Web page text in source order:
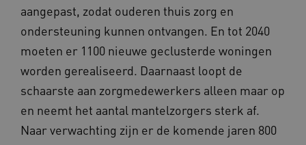
aangepast, zodat ouderen thuis zorg en
ondersteuning kunnen ontvangen. En tot 2040
moeten er 1100 nieuwe geclusterde woningen
worden gerealiseerd. Daarnaast loopt de
schaarste aan zorgmedewerkers alleen maar op
en neemt het aantal mantelzorgers sterk af.
Naar verwachting zijn er de komende jaren 800